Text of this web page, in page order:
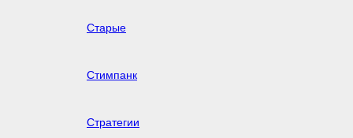
Старые
Стимпанк
Стратегии